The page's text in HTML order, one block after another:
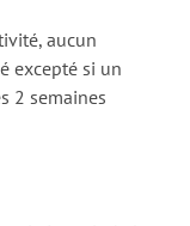
aucun
excepté si un
2 semaines